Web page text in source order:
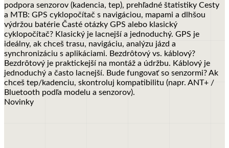
podpora senzorov (kadencia, tep), prehľadné štatistiky Cesty
a MTB: GPS cyklopočítač s navigáciou, mapami a dlhšou
výdržou batérie Časté otázky GPS alebo klasický
cyklopočítač? Klasický je lacnejší a jednoduchý. GPS je
ideálny, ak chceš trasu, navigáciu, analýzu jázd a
synchronizáciu s aplikáciami. Bezdrôtový vs. káblový?
Bezdrôtový je praktickejší na montáž a údržbu. Káblový je
jednoduchý a často lacnejší. Bude fungovať so senzormi? Ak
chceš tep/kadenciu, skontroluj kompatibilitu (napr. ANT+ /
Bluetooth podľa modelu a senzorov).
Novinky